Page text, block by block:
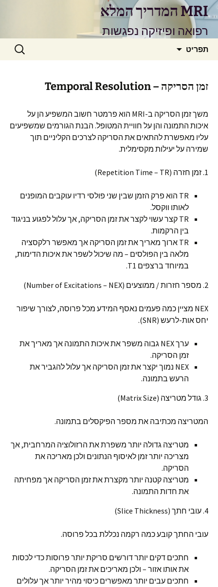
לדלג
לתוכןMRI המדריך המלא
רפואה ופיזיקה נפגשות
תפריט חיפוש:
זמן הסריקה – Temporal Resolution
משך זמן הסריקה ב-MRI הוא פרמטר חשוב המשפיע הן על
איכות התמונה והן על חוויית המטופל. הבנת הגורמים שמשפיעים
עליו מאפשרת להתאים את הסריקה לצרכים הקליניים תוך
שמירה על יעילות מקסימלית.
1. זמן חזרה (Repetition Time – TR)
TR הוא פרק הזמן שבין שני פולסי רדיו עוקבים המופנים
לאותו ווקסל.
TR קצר עשוי לקצר את זמן הסריקה, אך עלול לפגוע בניגוד
בין הרקמות.
TR ארוך מאריך את זמן הסריקה אך מאפשר רלקסציה
מלאה בין הפולסים – מה שיכול לשפר את איכות הדימות,
במיוחד ברצפים T1.
2. מספר חזרות / ממוצעים (Number of Excitations – NEX)
NEX מציין כמה פעמים נאסף המידע מכל פרוסה, לצורך שיפור
יחס אות-לרעש (SNR).
ערך NEX גבוה משפר את איכות התמונה אך מאריך את
זמן הסריקה.
NEX נמוך יקצר את זמן הסריקה אך עלול להגביר את
הרעש בתמונה.
3. גודל מטריצה (Matrix Size)
המטריצה מכתיבה את מספר הפיקסלים בתמונה.
מטריצה גדולה יותר משפרת את הרזולוציה המרחבית, אך
מצריכה יותר זמן לאיסוף הנתונים ולכן מאריכה את
הסריקה.
מטריצה קטנה יותר מקצרת את זמן הסריקה אך מפחיתה
את חדות התמונה.
4. עובי חתך (Slice Thickness)
עובי החתך קובע כמה רקמה נכללת בכל פרוסה.
חתכים דקים יותר דורשים סריקת יותר פרוסות כדי לכסות
את אותו אזור – ולכן מאריכים את זמן הסריקה.
חתכים עבים יותר מאפשרים כיסוי מהיר יותר אך עלולים